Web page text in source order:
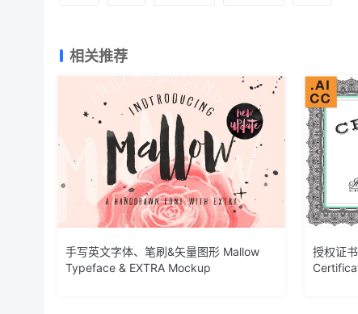
相关推荐
手写英文字体、笔刷&矢量图形 Mallow
Typeface & EXTRA Mockup
授权证